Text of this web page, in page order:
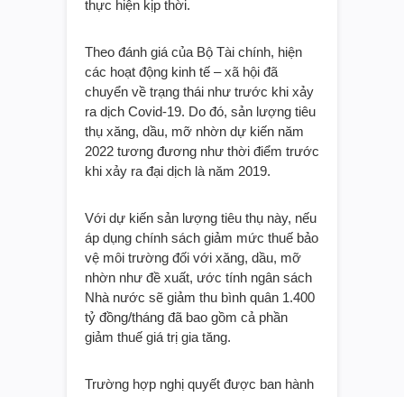
thực hiện kịp thời.
Theo đánh giá của Bộ Tài chính, hiện
các hoạt động kinh tế – xã hội đã
chuyển về trạng thái như trước khi xảy
ra dịch Covid-19. Do đó, sản lượng tiêu
thụ xăng, dầu, mỡ nhờn dự kiến năm
2022 tương đương như thời điểm trước
khi xảy ra đại dịch là năm 2019.
Với dự kiến sản lượng tiêu thụ này, nếu
áp dụng chính sách giảm mức thuế bảo
vệ môi trường đối với xăng, dầu, mỡ
nhờn như đề xuất, ước tính ngân sách
Nhà nước sẽ giảm thu bình quân 1.400
tỷ đồng/tháng đã bao gồm cả phần
giảm thuế giá trị gia tăng.
Trường hợp nghị quyết được ban hành